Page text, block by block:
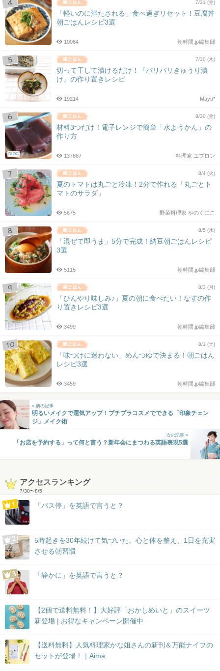
7/31 (金)
「軽いのに満たされる」食べ過ぎリセット！豆腐丼
朝ごはんレシピ3選
朝時間.jp編集部
10064
7/30 (木)
切って干して漬けるだけ！『パリパリきゅうり漬
け』の作り置きレシピ
Mayu*
19214
BLOG
8/30 (金)
材料3つだけ！電子レンジで簡単「水ようかん」の
作り方
料理家 エプロン
137887
8/4 (火)
夏のトマトは丸ごと冷凍！2分で作れる「丸ごとト
マトのサラダ」
野菜料理家 やのくにこ
5675
8/5 (水)
「混ぜて即うま」5分で完成！納豆朝ごはんレシピ
3選
朝時間.jp編集部
5115
8/3 (月)
「ひんやり味しみ♪」夏の朝に食べたい！なすの作
り置きレシピ3選
朝時間.jp編集部
3499
8/1 (土)
「味つけに迷わない」めんつゆで決まる！朝ごはん
レシピ3選
朝時間.jp編集部
3459
« 前の記事
明るいメイクで運気アップ！プチプラコスメでできる「印象チェン
ジ」メイク術
次の記事 »
「お店を予約する」って何と言う？新年会にまつわる英語表現5選
アクセスランキング
7/30〜8/5
「バス停」を英語で言うと？
5時起きを30年続けて気づいた。心と体を整え、1日を充実
させる朝習慣
「静かに」を英語で言うと？
【2個で送料無料！】大好評「おかしめいと」のスイーツ
新登場 | お得なキャンペーン開催中
【送料無料】人気料理家かな姐さんの新刊＆万能ナイフの
セットが登場！｜Aima